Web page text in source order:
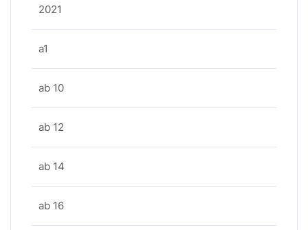
2021
a1
ab 10
ab 12
ab 14
ab 16